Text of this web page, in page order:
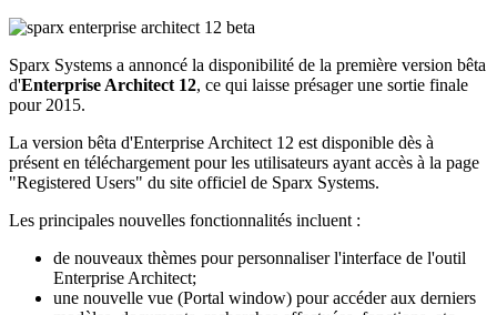
Sparx Systems a annoncé la disponibilité de la première version bêta
d'Enterprise Architect 12, ce qui laisse présager une sortie finale
pour 2015.
La version bêta d'Enterprise Architect 12 est disponible dès à
présent en téléchargement pour les utilisateurs ayant accès à la page
"Registered Users" du site officiel de Sparx Systems.
Les principales nouvelles fonctionnalités incluent :
de nouveaux thèmes pour personnaliser l'interface de l'outil
Enterprise Architect;
une nouvelle vue (Portal window) pour accéder aux derniers